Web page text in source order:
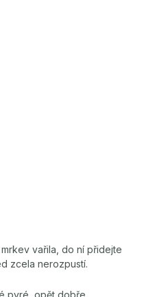
vařila, do ní přidejte
zcela nerozpustí.
pyré, opět dobře